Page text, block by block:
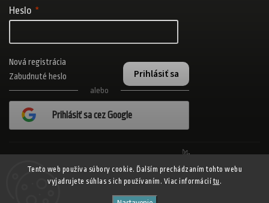
Tento web používa súbory cookie. Ďalším prechádzaním tohto webu
vyjadrujete súhlas s ich používaním. Viac informácií tu .
Heslo
Prihlásiť sa
Nová registrácia
Zabudnuté heslo
alebo
Prihlásiť sa cez Google
ADISPORT.sk - adidas online športový obchod